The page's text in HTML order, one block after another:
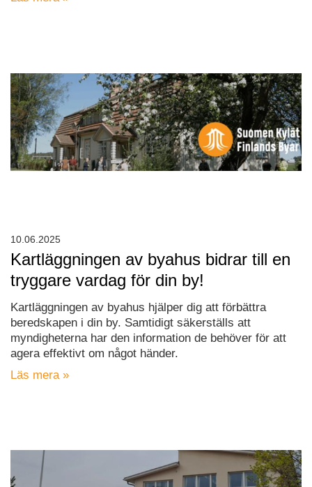
Kartläggningen av byahus bidrar till en
tryggare vardag för din by!
Kartläggningen av byahus hjälper dig att förbättra
beredskapen i din by. Samtidigt säkerställs att
myndigheterna har den information de behöver för att
agera effektivt om något händer.
Läs mera »
10.06.2025